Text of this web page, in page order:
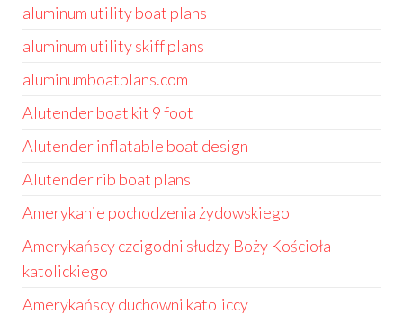
aluminum utility boat plans
aluminum utility skiff plans
aluminumboatplans.com
Alutender boat kit 9 foot
Alutender inflatable boat design
Alutender rib boat plans
Amerykanie pochodzenia żydowskiego
Amerykańscy czcigodni słudzy Boży Kościoła
katolickiego
Amerykańscy duchowni katoliccy